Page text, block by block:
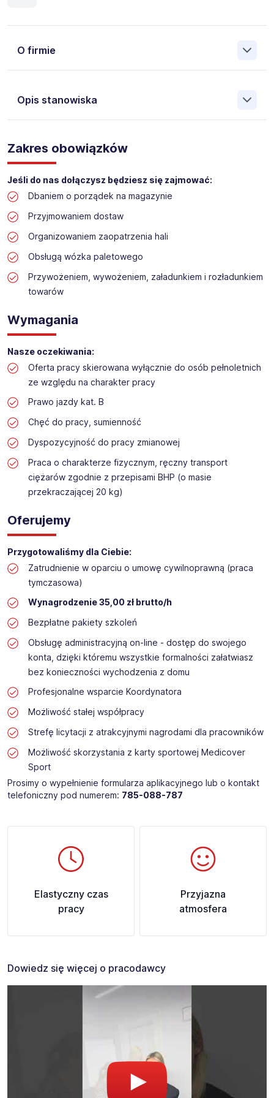
O firmie
Opis stanowiska
Pośrednictwa Pracy i Doradztwa Personalnego Work &
Profit jest obecnie jedną z największych niezależnych
polskich agencji zatrudnienia. W ciągu wielu lat naszej
działalności daliśmy pracę przeszło 50 000 pracowników
w całym kraju. Skutecznie znajdujemy pracowników dla
największych firm, jak również małych rodzinnych
przedsiębiorstw w Polsce. Agencja jest wpisana pod nr
stanowisko:
Praca w dziale logistyki w markecie budowalnym
Lokalizacja: Płock
Zakres obowiązków
Jeśli do nas dołączysz będziesz się zajmować:
Dbaniem o porządek na magazynie
Przyjmowaniem dostaw
Organizowaniem zaopatrzenia hali
Obsługą wózka paletowego
Przywożeniem, wywożeniem, załadunkiem i rozładunkiem
towarów
Wymagania
Nasze oczekiwania:
Oferta pracy skierowana wyłącznie do osób pełnoletnich
ze względu na charakter pracy
Prawo jazdy kat. B
Chęć do pracy, sumienność
Dyspozycyjność do pracy zmianowej
Praca o charakterze fizycznym, ręczny transport
ciężarów zgodnie z przepisami BHP (o masie
przekraczającej 20 kg)
Oferujemy
Przygotowaliśmy dla Ciebie:
Zatrudnienie w oparciu o umowę cywilnoprawną (praca
tymczasowa)
Wynagrodzenie 35,00 zł brutto/h
Bezpłatne pakiety szkoleń
Obsługę administracyjną on-line - dostęp do swojego
konta, dzięki któremu wszystkie formalności załatwiasz
bez konieczności wychodzenia z domu
Profesjonalne wsparcie Koordynatora
Możliwość stałej współpracy
Strefę licytacji z atrakcyjnymi nagrodami dla pracowników
Możliwość skorzystania z karty sportowej Medicover
Sport
Prosimy o wypełnienie formularza aplikacyjnego lub o kontakt
telefoniczny pod numerem: 785-088-787
Elastyczny czas
pracy
Przyjazna
atmosfera
Dowiedz się więcej o pracodawcy